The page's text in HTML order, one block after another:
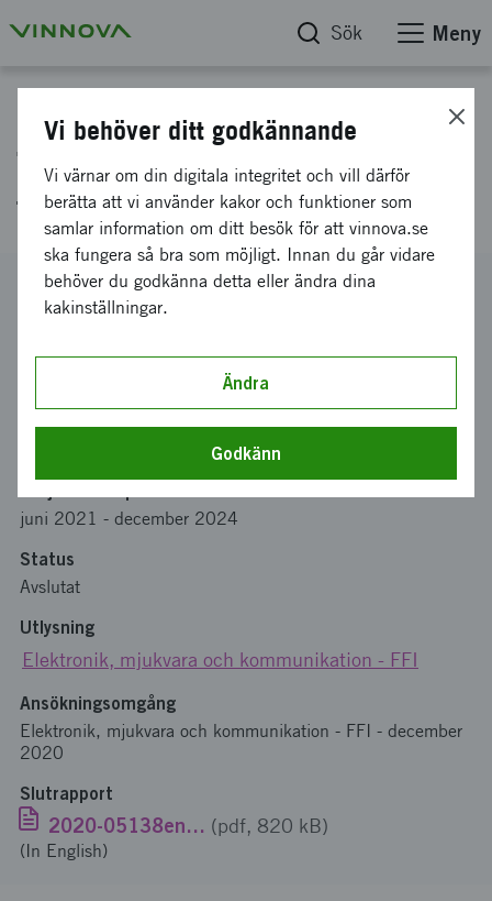
Sök Meny
Tolkbar artificiell intelligens
för tillståndsövervakning
Diarienummer
2020-05138
Koordinator
Bidrag från Vinnova
juni 2021 - december 2024
Status
Avslutat
Utlysning
Elektronik, mjukvara och kommunikation - FFI
Ansökningsomgång
Elektronik, mjukvara och kommunikation - FFI - december
2020
Slutrapport
2020-05138eng.pdf (pdf, 820 kB)
(In English)
Vi behöver ditt godkännande
Vi värnar om din digitala integritet och vill därför
berätta att vi använder kakor och funktioner som
samlar information om ditt besök för att vinnova.se
ska fungera så bra som möjligt. Innan du går vidare
behöver du godkänna detta eller ändra dina
kakinställningar.
Ändra
Godkänn